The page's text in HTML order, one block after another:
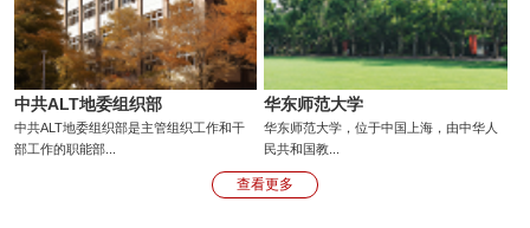
中共ALT地委组织部
中共ALT地委组织部是主管组织工作和干
部工作的职能部...
华东师范大学
华东师范大学，位于中国上海，由中华人
民共和国教...
查看更多